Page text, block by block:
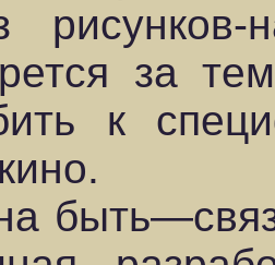
за
к